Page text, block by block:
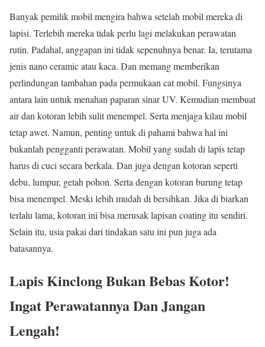
Banyak pemilik mobil mengira bahwa setelah mobil mereka di
lapisi. Terlebih mereka tidak perlu lagi melakukan perawatan
rutin. Padahal, anggapan ini tidak sepenuhnya benar. Ia, terutama
jenis nano ceramic atau kaca. Dan memang memberikan
perlindungan tambahan pada permukaan cat mobil. Fungsinya
antara lain untuk menahan paparan sinar UV. Kemudian membuat
air dan kotoran lebih sulit menempel. Serta menjaga kilau mobil
tetap awet. Namun, penting untuk di pahami bahwa hal ini
bukanlah pengganti perawatan. Mobil yang sudah di lapis tetap
harus di cuci secara berkala. Dan juga dengan kotoran seperti
debu, lumpur, getah pohon. Serta dengan kotoran burung tetap
bisa menempel. Meski lebih mudah di bersihkan. Jika di biarkan
terlalu lama, kotoran ini bisa merusak lapisan coating itu sendiri.
Selain itu, usia pakai dari tindakan satu ini pun juga ada
batasannya.
Lapis Kinclong Bukan Bebas Kotor!
Ingat Perawatannya Dan Jangan
Lengah!